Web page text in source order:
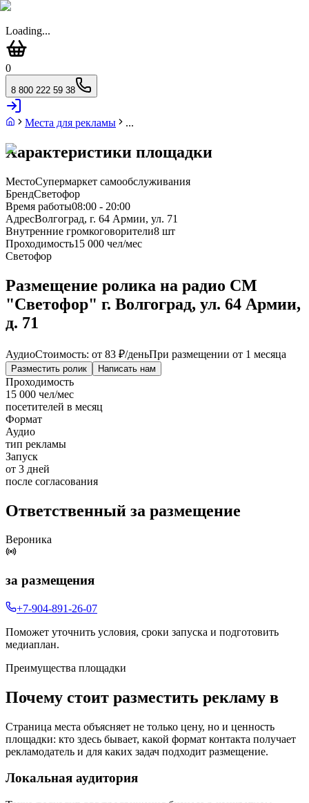
Loading...
0
8 800 222 59 38
Места для рекламы ...
Характеристики площадки
МестоСупермаркет самообслуживания
БрендСветофор
Время работы08:00 - 20:00
АдресВолгоград, г. 64 Армии, ул. 71
Внутренние громкоговорители8 шт
Проходимость15 000 чел/мес
Светофор
Размещение ролика на радио СМ
"Светофор" г. Волгоград, ул. 64 Армии,
д. 71
АудиоСтоимость: от 83 ₽/деньПри размещении от 1 месяца
Разместить ролик Написать нам
Проходимость
15 000 чел/мес
посетителей в месяц
Формат
Аудио
тип рекламы
Запуск
от 3 дней
после согласования
Ответственный за размещение
Вероника
за размещения
+7-904-891-26-07
Поможет уточнить условия, сроки запуска и подготовить
медиаплан.
Преимущества площадки
Почему стоит разместить рекламу в
Страница места объясняет не только цену, но и ценность
площадки: кто здесь бывает, какой формат контакта получает
рекламодатель и для каких задач подходит размещение.
Локальная аудитория